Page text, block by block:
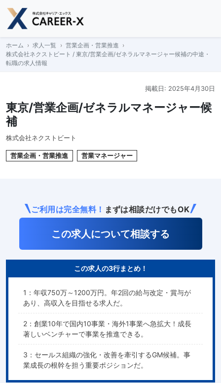
Skip
content
ホーム 求人一覧
営業企画・営業推進
株式会社ネクストビート / 東京/営業企画/ゼネラルマネージャー候補の中途・
転職の求人情報
掲載日: 2025年4月30日
東京/営業企画/ゼネラルマネージャー候
補
株式会社ネクストビート
営業企画・営業推進 営業マネージャー
ご利用は完全無料！ まずは相談だけでもOK
この求人について相談する
この求人の3行まとめ！
1：年収750万～1200万円。年2回の給与改定・賞与が
あり、高収入を目指せる求人だ。
2：創業10年で国内10事業・海外1事業へ急拡大！成長
著しいベンチャーで事業を推進できる。
3：セールス組織の強化・改善を牽引するGM候補。事
業成長の根幹を担う重要ポジションだ。